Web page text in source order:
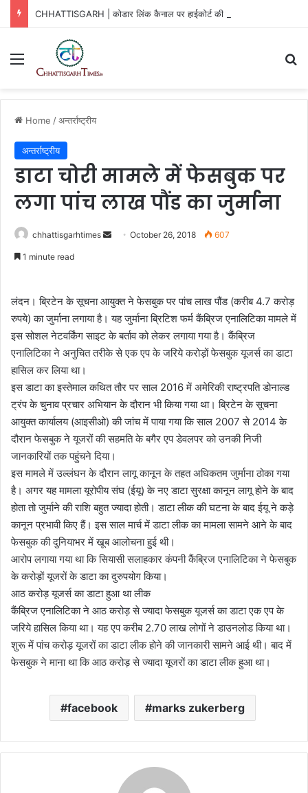
CHHATTISGARH | कोडार लिंक कैनाल पर हाईकोर्ट की बड़ी राहत
Menu
Home /अन्तर्राष्ट्रीय
अन्तर्राष्ट्रीय
डाटा चोरी मामले में फेसबुक पर
लगा पांच लाख पौंड का जुर्माना
chhattisgarhtimes
SendOctober 26, 2018 607
1 minute read
लंदन। ब्रिटेन के सूचना आयुक्त ने फेसबुक पर पांच लाख पौंड (करीब 4.7 करोड़
रुपये) का जुर्माना लगाया है। यह जुर्माना ब्रिटिश फर्म कैंब्रिज एनालिटिका मामले में
इस सोशल नेटवर्किंग साइट के बर्ताव को लेकर लगाया गया है। कैंब्रिज
एनालिटिका ने अनुचित तरीके से एक एप के जरिये करोड़ों फेसबुक यूजर्स का डाटा
हासिल कर लिया था।
इस डाटा का इस्तेमाल कथित तौर पर साल 2016 में अमेरिकी राष्ट्रपति डोनाल्ड
ट्रंप के चुनाव प्रचार अभियान के दौरान भी किया गया था। ब्रिटेन के सूचना
आयुक्त कार्यालय (आइसीओ) की जांच में पाया गया कि साल 2007 से 2014 के
दौरान फेसबुक ने यूजरों की सहमति के बगैर एप डेवलपर को उनकी निजी
जानकारियों तक पहुंचने दिया।
इस मामले में उल्लंघन के दौरान लागू कानून के तहत अधिकतम जुर्माना ठोका गया
है। अगर यह मामला यूरोपीय संघ (ईयू) के नए डाटा सुरक्षा कानून लागू होने के बाद
होता तो जुर्माने की राशि बहुत ज्यादा होती। डाटा लीक की घटना के बाद ईयू ने कड़े
कानून प्रभावी किए हैं। इस साल मार्च में डाटा लीक का मामला सामने आने के बाद
फेसबुक की दुनियाभर में खूब आलोचना हुई थी।
आरोप लगाया गया था कि सियासी सलाहकार कंपनी कैंब्रिज एनालिटिका ने फेसबुक
के करोड़ों यूजरों के डाटा का दुरुपयोग किया।
आठ करोड़ यूजर्स का डाटा हुआ था लीक
कैंब्रिज एनालिटिका ने आठ करोड़ से ज्यादा फेसबुक यूजर्स का डाटा एक एप के
जरिये हासिल किया था। यह एप करीब 2.70 लाख लोगों ने डाउनलोड किया था।
शुरू में पांच करोड़ यूजरों का डाटा लीक होने की जानकारी सामने आई थी। बाद में
फेसबुक ने माना था कि आठ करोड़ से ज्यादा यूजरों का डाटा लीक हुआ था।
facebook marks zukerberg